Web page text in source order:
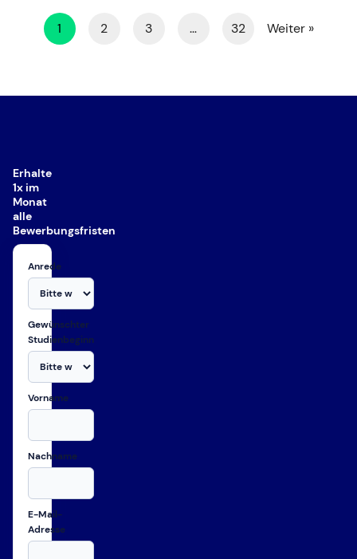
1 2 3 … 32 Weiter »
Erhalte
1x im
Monat
alle
Bewerbungsfristen
Anrede
Gewünschter
Studienbeginn
Vorname
Nachname
E-Mail-
Adresse